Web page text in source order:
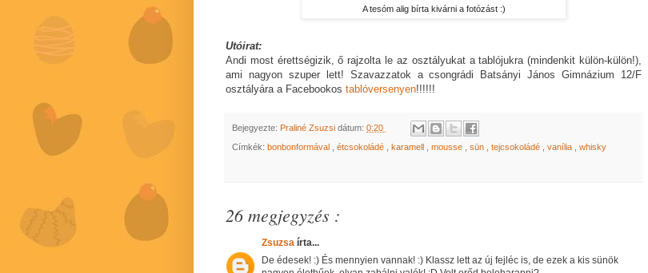
A tesóm alig bírta kivárni a fotózást :)
Utóirat:
Andi most érettségizik, ő rajzolta le az osztályukat a tablójukra (mindenkit külön-külön!),
ami nagyon szuper lett! Szavazzatok a csongrádi Batsányi János Gimnázium 12/F
osztályára a Facebookos tablóversenyen!!!!!!
Bejegyezte: Praliné Zsuzsi dátum: 0:20
Címkék: bonbonformával , étcsokoládé , karamell , mousse , sün , tejcsokoládé , vanília , whisky
26 megjegyzés :
Zsuzsa írta...
De édesek! :) És mennyien vannak! :) Klassz lett az új fejléc is, de ezek a kis sünök